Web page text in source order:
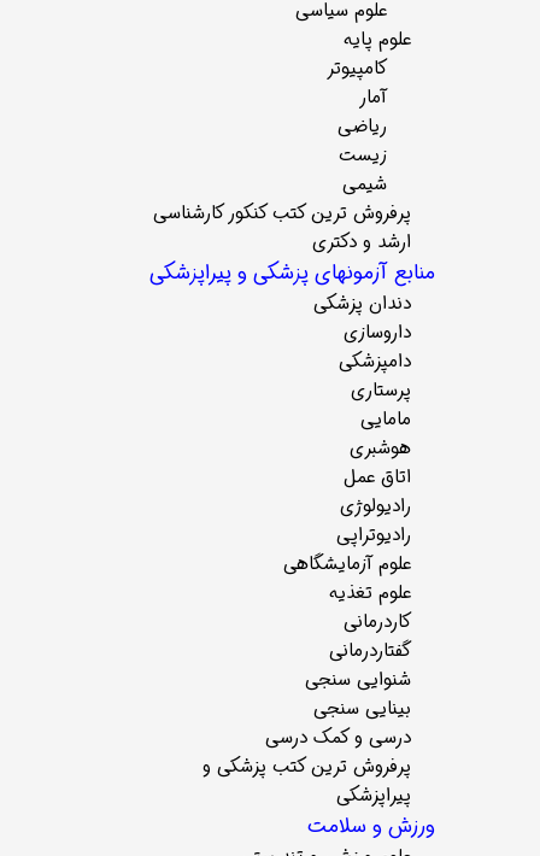
علوم سیاسی
علوم پایه
کامپیوتر
آمار
ریاضی
زیست
شیمی
پرفروش ترین کتب کنکور کارشناسی
ارشد و دکتری
منابع آزمونهای پزشکی و پیراپزشکی
دندان پزشکی
داروسازی
دامپزشکی
پرستاری
مامایی
هوشبری
اتاق عمل
رادیولوژی
رادیوتراپی
علوم آزمایشگاهی
علوم تغذیه
کاردرمانی
گفتاردرمانی
شنوایی سنجی
بینایی سنجی
درسی و کمک درسی
پرفروش ترین کتب پزشکی و
پیراپزشکی
ورزش و سلامت